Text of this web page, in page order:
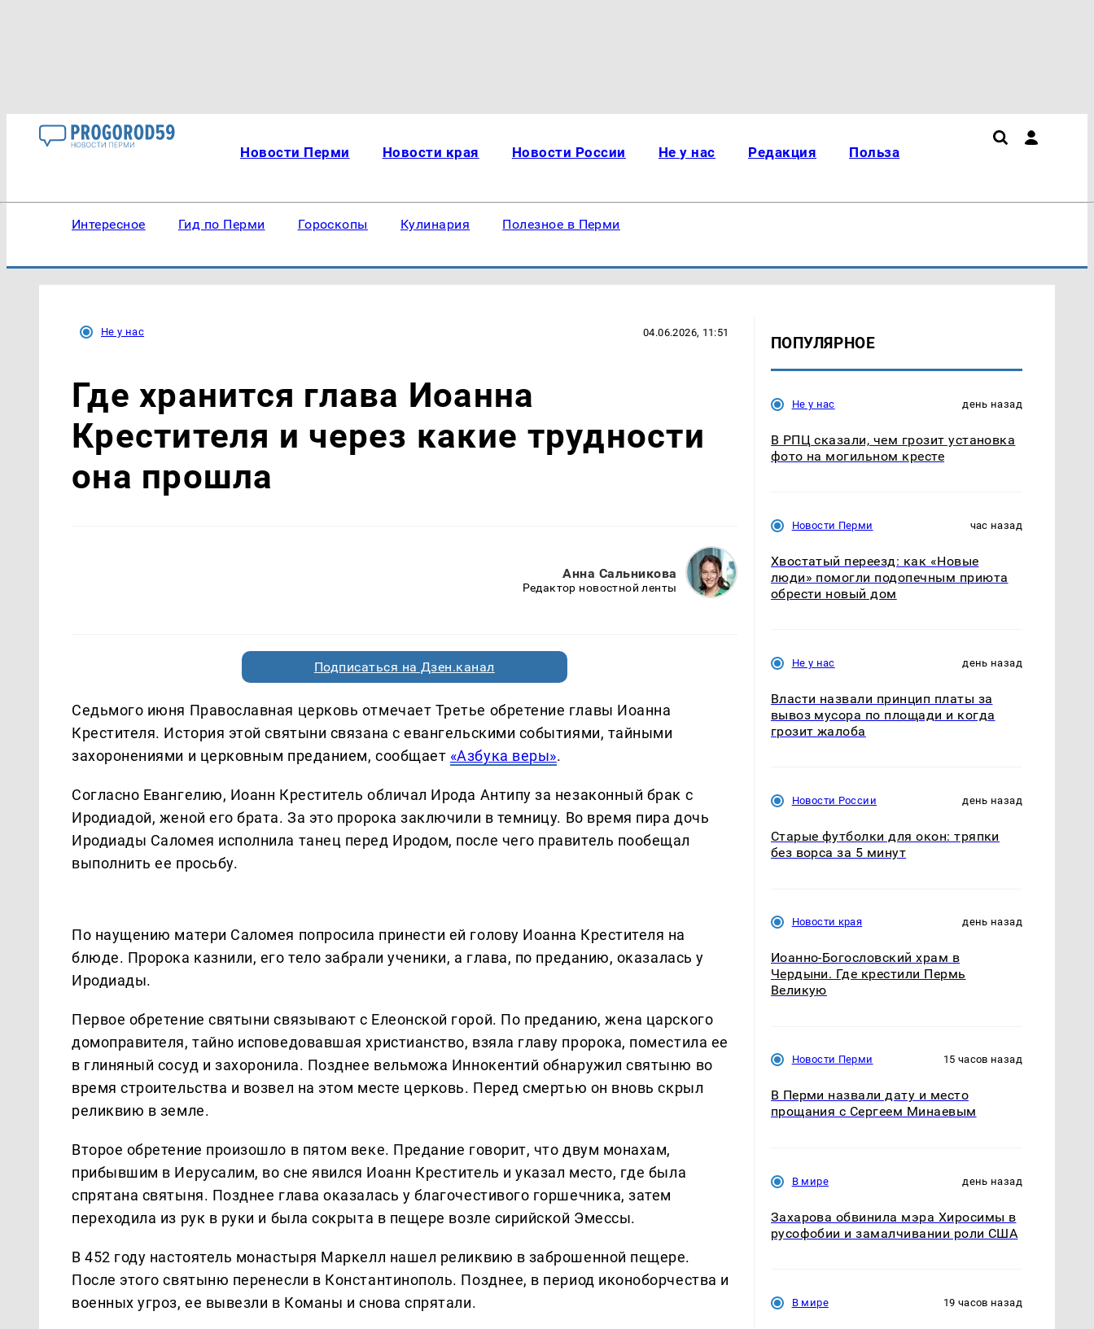
Новости Перми Новости края Новости России Не у нас Редакция Польза
Интересное Гид по Перми Гороскопы Кулинария Полезное в Перми
Не у нас 04.06.2026, 11:51
Где хранится глава Иоанна
Крестителя и через какие трудности
она прошла
Анна Сальникова
Редактор новостной ленты
Подписаться на Дзен.канал
Седьмого июня Православная церковь отмечает Третье обретение главы Иоанна
Крестителя. История этой святыни связана с евангельскими событиями, тайными
захоронениями и церковным преданием, сообщает «Азбука веры».
Согласно Евангелию, Иоанн Креститель обличал Ирода Антипу за незаконный брак с
Иродиадой, женой его брата. За это пророка заключили в темницу. Во время пира дочь
Иродиады Саломея исполнила танец перед Иродом, после чего правитель пообещал
выполнить ее просьбу.
По наущению матери Саломея попросила принести ей голову Иоанна Крестителя на
блюде. Пророка казнили, его тело забрали ученики, а глава, по преданию, оказалась у
Иродиады.
Первое обретение святыни связывают с Елеонской горой. По преданию, жена царского
домоправителя, тайно исповедовавшая христианство, взяла главу пророка, поместила ее
в глиняный сосуд и захоронила. Позднее вельможа Иннокентий обнаружил святыню во
время строительства и возвел на этом месте церковь. Перед смертью он вновь скрыл
реликвию в земле.
Второе обретение произошло в пятом веке. Предание говорит, что двум монахам,
прибывшим в Иерусалим, во сне явился Иоанн Креститель и указал место, где была
спрятана святыня. Позднее глава оказалась у благочестивого горшечника, затем
переходила из рук в руки и была сокрыта в пещере возле сирийской Эмессы.
В 452 году настоятель монастыря Маркелл нашел реликвию в заброшенной пещере.
После этого святыню перенесли в Константинополь. Позднее, в период иконоборчества и
военных угроз, ее вывезли в Команы и снова спрятали.
ПОПУЛЯРНОЕ
Не у нас день назад
В РПЦ сказали, чем грозит установка
фото на могильном кресте
Новости Перми час назад
Хвостатый переезд: как «Новые
люди» помогли подопечным приюта
обрести новый дом
Не у нас день назад
Власти назвали принцип платы за
вывоз мусора по площади и когда
грозит жалоба
Новости России день назад
Старые футболки для окон: тряпки
без ворса за 5 минут
Новости края день назад
Иоанно-Богословский храм в
Чердыни. Где крестили Пермь
Великую
Новости Перми 15 часов назад
В Перми назвали дату и место
прощания с Сергеем Минаевым
В мире день назад
Захарова обвинила мэра Хиросимы в
русофобии и замалчивании роли США
В мире 19 часов назад